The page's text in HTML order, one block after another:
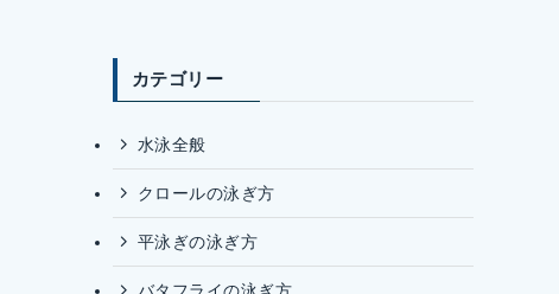
カテゴリー
水泳全般
クロールの泳ぎ方
平泳ぎの泳ぎ方
バタフライの泳ぎ方